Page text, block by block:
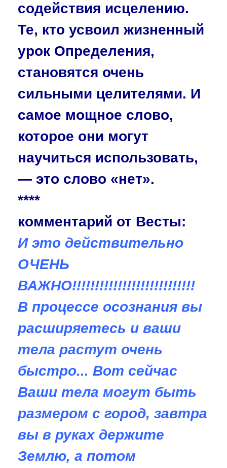
содействия исцелению.
Те, кто усвоил жизненный
урок Определения,
становятся очень
сильными целителями. И
самое мощное слово,
которое они могут
научиться исполь­зовать,
— это слово «нет».
****
комментарий от Весты:
И это действительно
ОЧЕНЬ
ВАЖНО!!!!!!!!!!!!!!!!!!!!!!!!!!!
В процессе осознания вы
расширяетесь и ваши
тела растут очень
быстро... Вот сейчас
Ваши тела могут быть
размером с город, завтра
вы в руках держите
Землю, а потом